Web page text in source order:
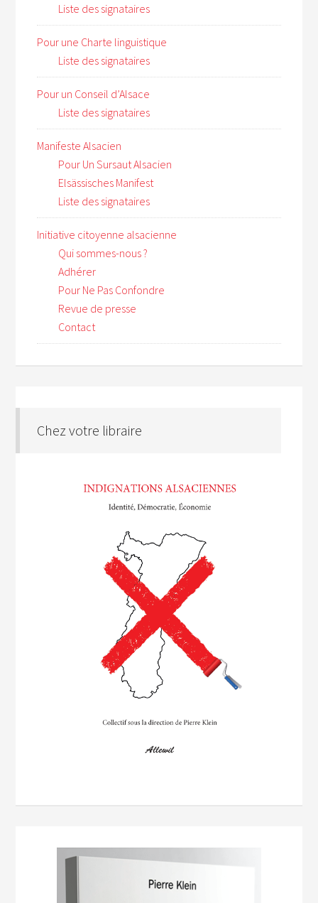
Liste des signataires
Pour une Charte linguistique
Liste des signataires
Pour un Conseil d’Alsace
Liste des signataires
Manifeste Alsacien
Pour Un Sursaut Alsacien
Elsässisches Manifest
Liste des signataires
Initiative citoyenne alsacienne
Qui sommes-nous ?
Adhérer
Pour Ne Pas Confondre
Revue de presse
Contact
Chez votre libraire